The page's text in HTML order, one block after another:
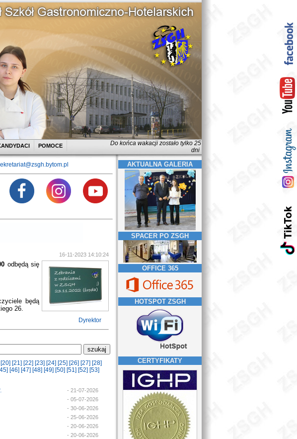
POMOCE
Do końca wakacji zostało tylko 25
dni
16-11-2023 14:10:24
odbędą się
będą
26.
Dyrektor
[20] [21] [22] [23] [24] [25] [26] [27] [28]
[46] [47] [48] [49] [50] [51] [52] [53]
- 21-07-2026
- 05-07-2026
- 30-06-2026
- 25-06-2026
- 20-06-2026
- 20-06-2026
AKTUALNA GALERIA
SPACER PO ZSGH
OFFICE 365
HOTSPOT ZSGH
CERTYFIKATY